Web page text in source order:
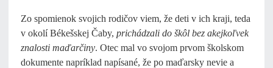
Zo spomienok svojich rodičov viem, že deti v ich kraji, teda
v okolí Békešskej Čaby, prichádzali do škôl bez akejkoľvek
znalosti maďarčiny. Otec mal vo svojom prvom školskom
dokumente napríklad napísané, že po maďarsky nevie a